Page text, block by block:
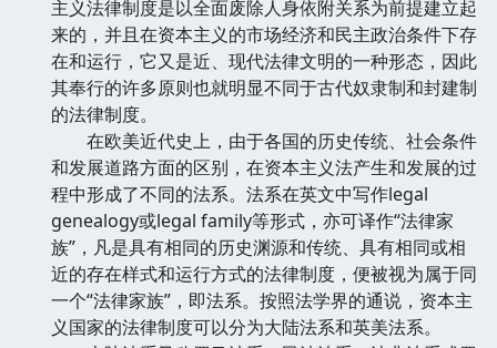
主义法律制度是以全面废除人身依附关系为前提建立起
来的，并且在资本主义的市场经济和民主政治条件下存
在和运行，它又是近、现代法律文明的一种形态，因此
其奉行的许多原则也就明显不同于古代奴隶制和封建制
的法律制度。
在欧美近代史上，由于各国的历史传统、社会条件
和发展道路方面的区别，在资本主义法产生和发展的过
程中形成了不同的法系。法系在英文中写作legal
genealogy或legal family等形式，亦可译作“法律家
族”，凡是具有相同的历史渊源和传统、具有相同或相
近的存在样式和运行方式的法律制度，便被视为属于同
一个“法律家族”，即法系。按照法学界的通说，资本主
义国家的法律制度可以分为大陆法系和英美法系。